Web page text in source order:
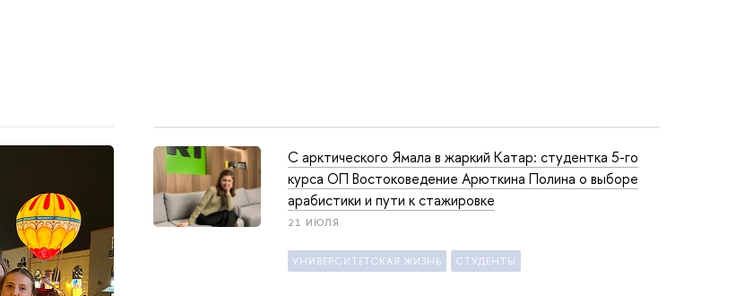
С арктического Ямала в жаркий Катар: студентка 5-го
курса ОП Востоковедение Арюткина Полина о выборе
арабистики и пути к стажировке
21 ИЮЛЯ
УНИВЕРСИТЕТСКАЯ ЖИЗНЬ СТУДЕНТЫ